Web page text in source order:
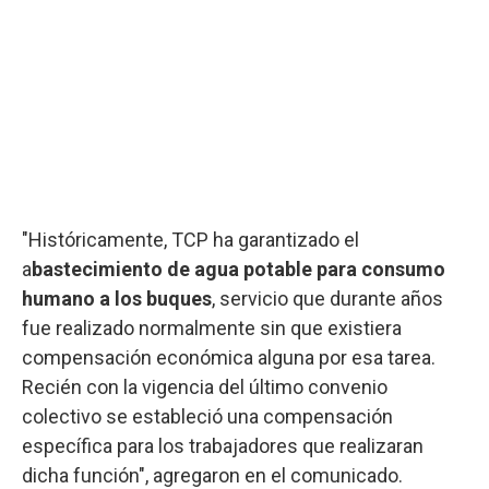
"Históricamente, TCP ha garantizado el
abastecimiento de agua potable para consumo
humano a los buques, servicio que durante años
fue realizado normalmente sin que existiera
compensación económica alguna por esa tarea.
Recién con la vigencia del último convenio
colectivo se estableció una compensación
específica para los trabajadores que realizaran
dicha función", agregaron en el comunicado.